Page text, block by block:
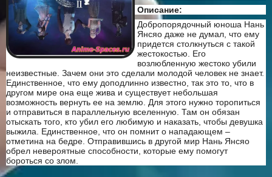
Описание:
Добропорядочный юноша Нань
Янсяо даже не думал, что ему
придется столкнуться с такой
жестокостью. Его
возлюбленную жестоко убили
неизвестные. Зачем они это сделали молодой человек не знает.
Единственное, что ему доподлинно известно, так это то, что в
другом мире она еще жива и существует небольшая
возможность вернуть ее на землю. Для этого нужно торопиться
и отправиться в параллельную вселенную. Там он обязан
отыскать того, кто убил его любимую и наказать, чтобы девушка
выжила. Единственное, что он помнит о нападающем –
отметина на бедре. Отправившись в другой мир Нань Янсяо
обрел невероятные способности, которые ему помогут
бороться со злом.